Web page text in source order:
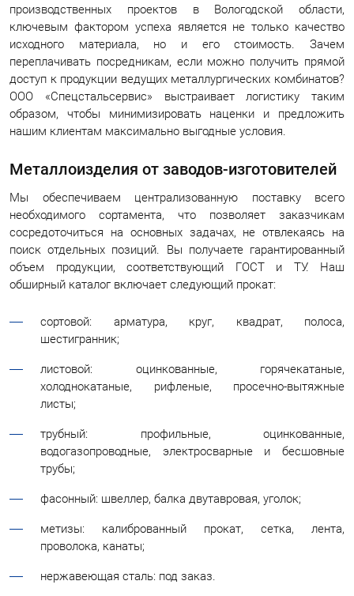
производственных проектов в Вологодской области,
ключевым фактором успеха является не только качество
исходного материала, но и его стоимость. Зачем
переплачивать посредникам, если можно получить прямой
доступ к продукции ведущих металлургических комбинатов?
ООО «Спецстальсервис» выстраивает логистику таким
образом, чтобы минимизировать наценки и предложить
нашим клиентам максимально выгодные условия.
Металлоизделия от заводов-изготовителей
Мы обеспечиваем централизованную поставку всего
необходимого сортамента, что позволяет заказчикам
сосредоточиться на основных задачах, не отвлекаясь на
поиск отдельных позиций. Вы получаете гарантированный
объем продукции, соответствующий ГОСТ и ТУ. Наш
обширный каталог включает следующий прокат:
сортовой: арматура, круг, квадрат, полоса,
шестигранник;
листовой: оцинкованные, горячекатаные,
холоднокатаные, рифленые, просечно-вытяжные
листы;
трубный: профильные, оцинкованные,
водогазопроводные, электросварные и бесшовные
трубы;
фасонный: швеллер, балка двутавровая, уголок;
метизы: калиброванный прокат, сетка, лента,
проволока, канаты;
нержавеющая сталь: под заказ.